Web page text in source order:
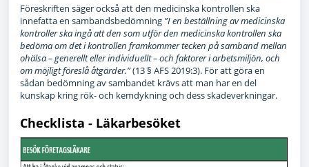
Föreskriften säger också att den medicinska kontrollen ska
innefatta en sambandsbedömning ”I en beställning av medicinska
kontroller ska ingå att den som utför den medicinska kontrollen ska
bedöma om det i kontrollen framkommer teck­en på samband mellan
ohälsa – generellt eller individuellt – och faktorer i ar­betsmiljön, och
om möjligt föreslå åtgärder.”(13 § AFS 2019:3). För att göra en
sådan bedömning av sambandet krävs att man har en del
kunskap kring rök- och kemdykning och dess skadeverkningar.
Checklista - Läkarbesöket